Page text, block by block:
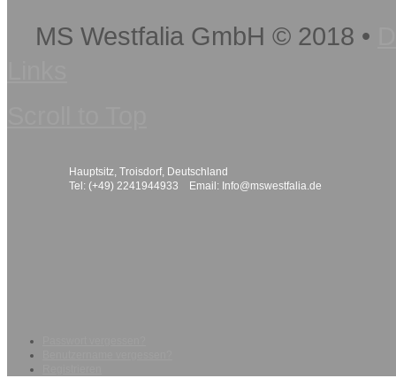
MS Westfalia GmbH © 2018 •
Hauptsitz, Troisdorf, Deutschland
Tel: (+49) 2241944933 Email: Info@mswestfalia.de